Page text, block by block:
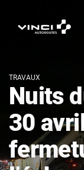
TRAVAUX
Nuits
30